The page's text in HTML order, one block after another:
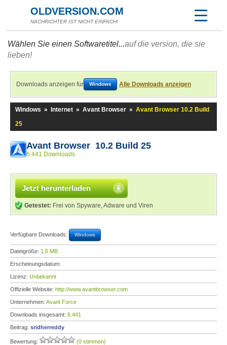
OLDVERSION.COM
NACHRICHTER IST NICHT EINFACH!
Wählen Sie einen Softwaretitel...auf die version, die sie
lieben!
Downloads anzeigen für Windows Alle Downloads anzeigen
Windows » Internet » Avant Browser » Avant Browser 10.2 Build
25
Avant Browser 10.2 Build 25
6.441 Downloads
Jetzt herunterladen
Getestet: Frei von Spyware, Adware und Viren
Verfügbare Downloads: Windows
Dateigröße: 1,6 MB
Erscheinungsdatum:
Lizenz: Unbekannt
Offizielle Website: http://www.avantbrowser.com
Unternehmen: Avant Force
Downloads insgesamt: 6.441
Beitrag: sridherreddy
Bewertung: (0 stimmen)